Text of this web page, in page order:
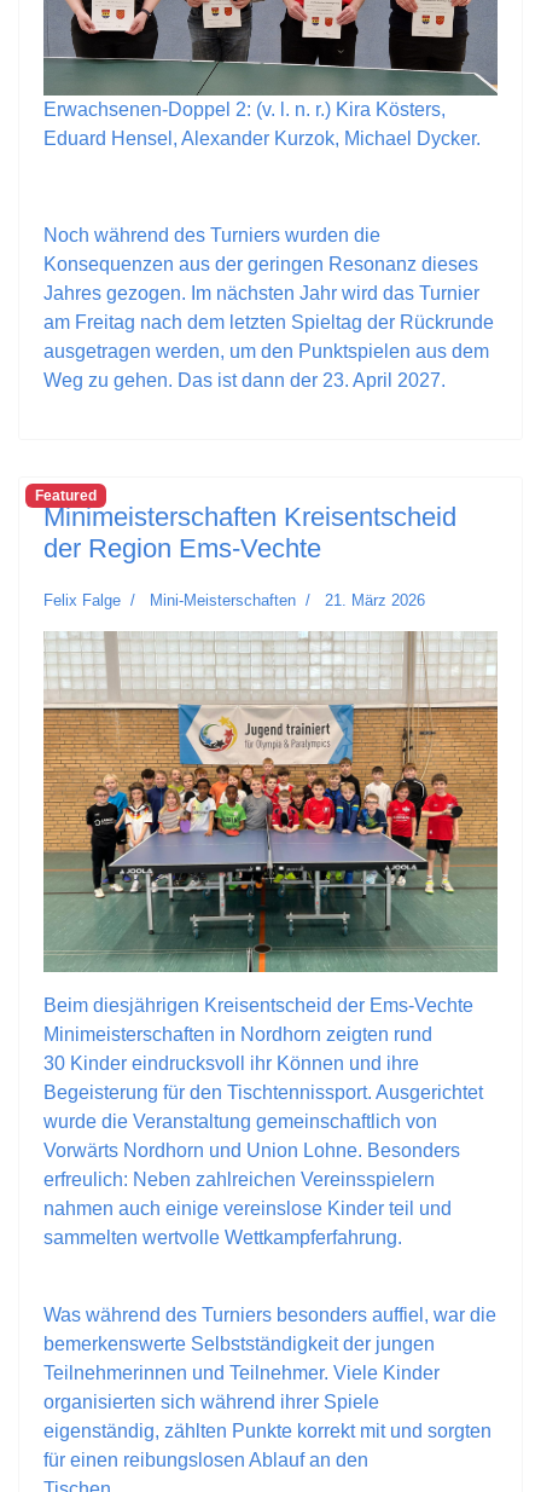
Erwachsenen-Doppel 2: (v. l. n. r.) Kira Kösters,
Eduard Hensel, Alexander Kurzok, Michael Dycker.
Noch während des Turniers wurden die
Konsequenzen aus der geringen Resonanz dieses
Jahres gezogen. Im nächsten Jahr wird das Turnier
am Freitag nach dem letzten Spieltag der Rückrunde
ausgetragen werden, um den Punktspielen aus dem
Weg zu gehen. Das ist dann der 23. April 2027.
Featured
Minimeisterschaften Kreisentscheid
der Region Ems-Vechte
Felix Falge Mini-Meisterschaften 21. März 2026
Beim diesjährigen Kreisentscheid der Ems-Vechte
Minimeisterschaften in Nordhorn zeigten rund
30 Kinder eindrucksvoll ihr Können und ihre
Begeisterung für den Tischtennissport. Ausgerichtet
wurde die Veranstaltung gemeinschaftlich von
Vorwärts Nordhorn und Union Lohne. Besonders
erfreulich: Neben zahlreichen Vereinsspielern
nahmen auch einige vereinslose Kinder teil und
sammelten wertvolle Wettkampferfahrung.
Was während des Turniers besonders auffiel, war die
bemerkenswerte Selbstständigkeit der jungen
Teilnehmerinnen und Teilnehmer. Viele Kinder
organisierten sich während ihrer Spiele
eigenständig, zählten Punkte korrekt mit und sorgten
für einen reibungslosen Ablauf an den